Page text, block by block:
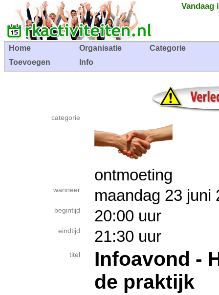
Vandaag
Home Organisatie
Categorie
Toevoegen
Info
categorie
ontmoeting
wanneer maandag 23
begintijd 20:00 uur
eindtijd 21:30 uur
titel
Infoavond -
de praktijk